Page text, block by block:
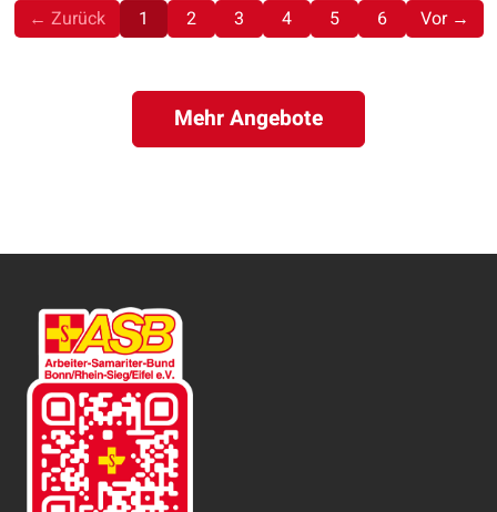
← Zurück 1 (aktuell)
2 3 4 5 6 Vor →
Mehr Angebote